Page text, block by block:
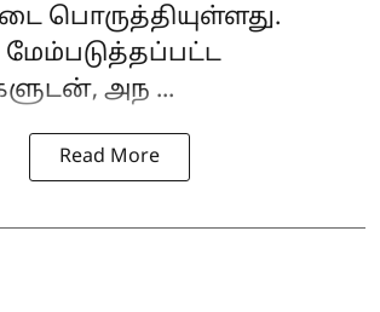
பொருத்தியுள்ளது.
அந ...
Read More